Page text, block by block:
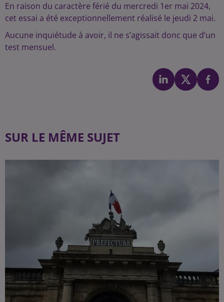
En raison du caractère férié du mercredi 1er mai 2024,
cet essai a été exceptionnellement réalisé le jeudi 2 mai.
Aucune inquiétude à avoir, il ne s’agissait donc que d’un
test mensuel.
SUR LE MÊME SUJET